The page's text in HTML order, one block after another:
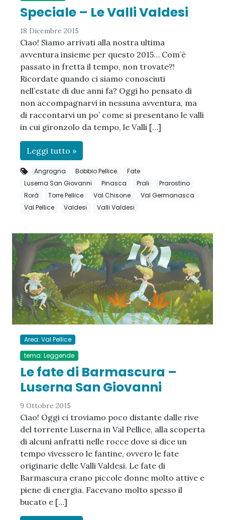
Speciale – Le Valli Valdesi
18 Dicembre 2015
Ciao! Siamo arrivati alla nostra ultima
avventura insieme per questo 2015… Com’è
passato in fretta il tempo, non trovate?!
Ricordate quando ci siamo conosciuti
nell’estate di due anni fa? Oggi ho pensato di
non accompagnarvi in nessuna avventura, ma
di raccontarvi un po’ come si presentano le valli
in cui gironzolo da tempo, le Valli […]
Leggi tutto »
Angrogna Bobbio Pellice
Fate
Luserna San Giovanni
Pinasca Prali
Prarostino
Rorà
Torre Pellice Val Chisone
Val Germanasca
Val Pellice
Valdesi Valli Valdesi
Area: Val Pellice
tema: Leggende
Le fate di Barmascura –
Luserna San Giovanni
9 Ottobre 2015
Ciao! Oggi ci troviamo poco distante dalle rive
del torrente Luserna in Val Pellice, alla scoperta
di alcuni anfratti nelle rocce dove si dice un
tempo vivessero le fantine, ovvero le fate
originarie delle Valli Valdesi. Le fate di
Barmascura erano piccole donne molto attive e
piene di energia. Facevano molto spesso il
bucato e […]